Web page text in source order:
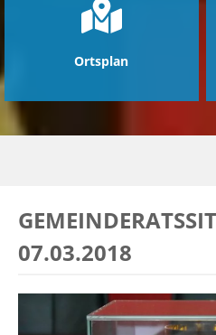
Ortsplan
07.03.2018